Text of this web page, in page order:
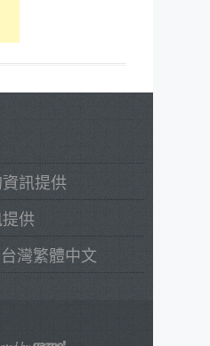
訊提供
供
灣繁體中文